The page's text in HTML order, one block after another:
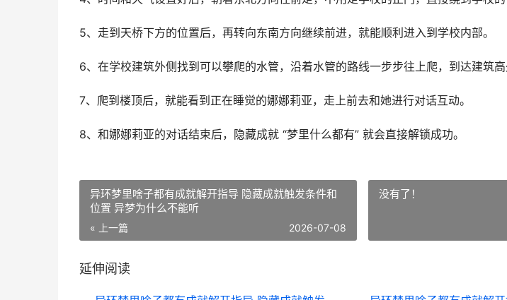
5、走到天桥下方的位置后，再转向东南方向继续前进，就能顺利进入到学校内部。
6、在学校建筑外侧找到可以攀爬的水管，沿着水管的路线一步步往上爬，到达建筑高
7、爬到楼顶后，就能看到正在睡觉的娜娜莉亚，走上前去和她进行对话互动。
8、和娜娜莉亚的对话结束后，隐藏成就 “梦里什么都有” 就会直接解锁成功。
异环梦里啥子都有成就解开指导 隐藏成就触发条件和
位置 异梦为什么不能听
« 上一篇 2026-07-08
没有了！
延伸阅读